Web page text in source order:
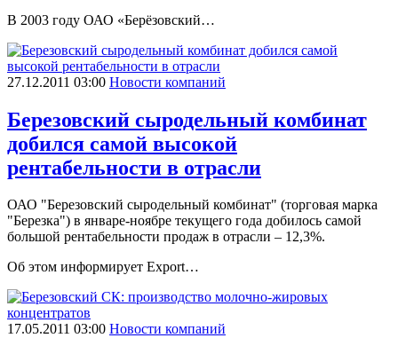
В 2003 году ОАО «Берёзовский…
27.12.2011 03:00 Новости компаний
Березовский сыродельный комбинат
добился самой высокой
рентабельности в отрасли
ОАО "Березовский сыродельный комбинат" (торговая марка
"Березка") в январе-ноябре текущего года добилось самой
большой рентабельности продаж в отрасли – 12,3%.
Об этом информирует Export…
17.05.2011 03:00 Новости компаний